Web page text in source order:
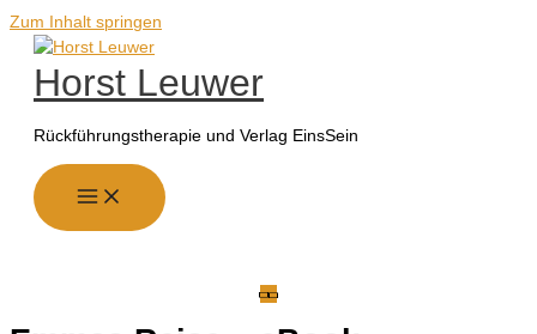
Zum Inhalt springen
Horst Leuwer
Rückführungstherapie und Verlag EinsSein